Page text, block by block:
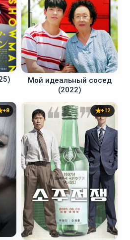
Мой идеальный сосед
(2022)
+8 +12